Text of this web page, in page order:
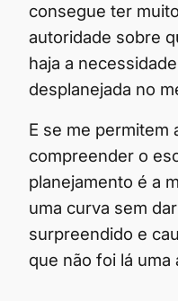
consegue ter
autoridade sobre
haja a
desplanejada no
E se me permitem
compreender o
planejamento é a
uma curva sem
surpreendido e
que não foi lá uma